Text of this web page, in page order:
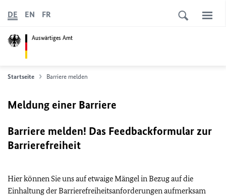
Auswärtiges Amt
DE EN FR
Startseite Barriere melden
Meldung einer Barriere
Barriere melden! Das Feedbackformular zur
Barrierefreiheit
Hier können Sie uns auf etwaige Mängel in Bezug auf die
Einhaltung der Barrierefreiheitsanforderungen aufmerksam